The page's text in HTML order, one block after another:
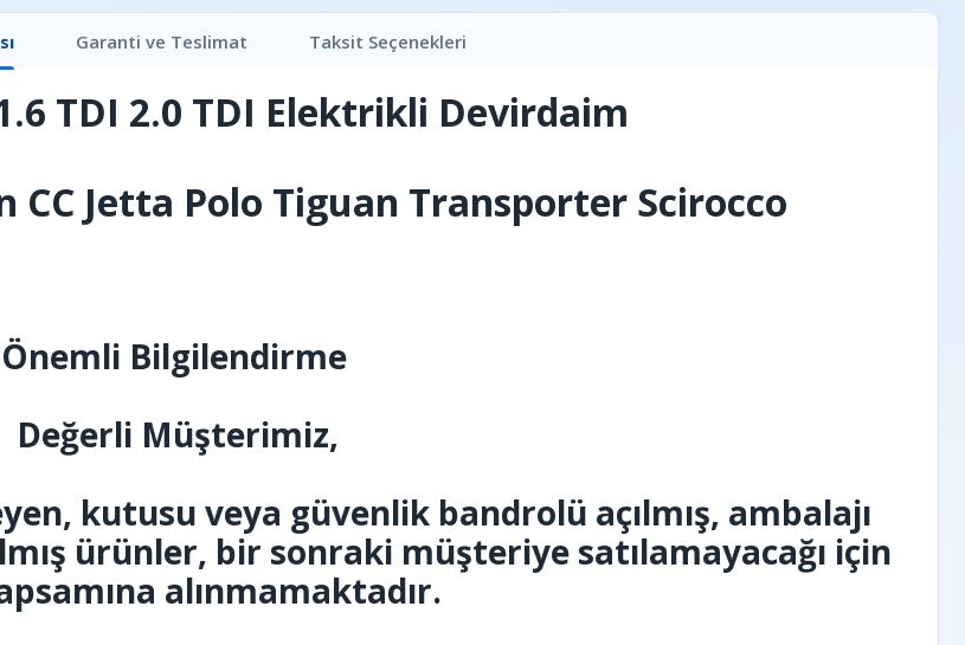
Garanti ve Teslimat Taksit Seçenekleri
TDI 2.0 TDI Elektrikli Devirdaim
CC Jetta Polo Tiguan Transporter Scirocco
Önemli Bilgilendirme
Değerli Müşterimiz,
kutusu veya güvenlik bandrolü açılmış, ambalajı
ürünler, bir sonraki müşteriye satılamayacağı için
alınmamaktadır.